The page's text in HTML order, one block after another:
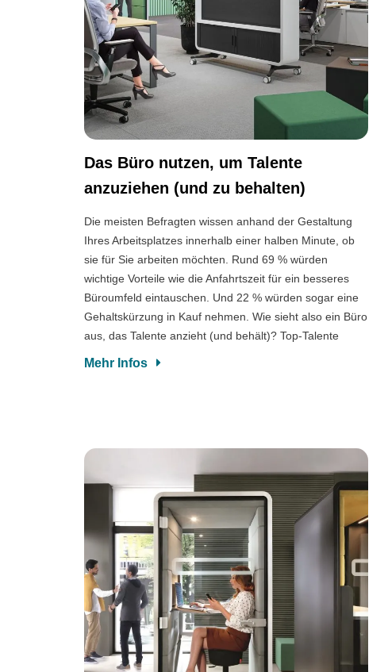
Das Büro nutzen, um Talente
anzuziehen (und zu behalten)
Die meisten Befragten wissen anhand der Gestaltung
Ihres Arbeitsplatzes innerhalb einer halben Minute, ob
sie für Sie arbeiten möchten. Rund 69 % würden
wichtige Vorteile wie die Anfahrtszeit für ein besseres
Büroumfeld eintauschen. Und 22 % würden sogar eine
Gehaltskürzung in Kauf nehmen. Wie sieht also ein Büro
aus, das Talente anzieht (und behält)? Top-Talente
Mehr Infos